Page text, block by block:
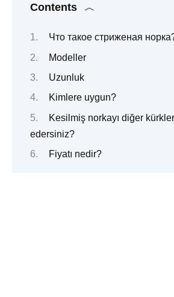
Contents
Что такое стриженая
Modeller
Uzunluk
Kimlere uygun?
Kesilmiş norkayı diğer
edersiniz?
Fiyatı nedir?